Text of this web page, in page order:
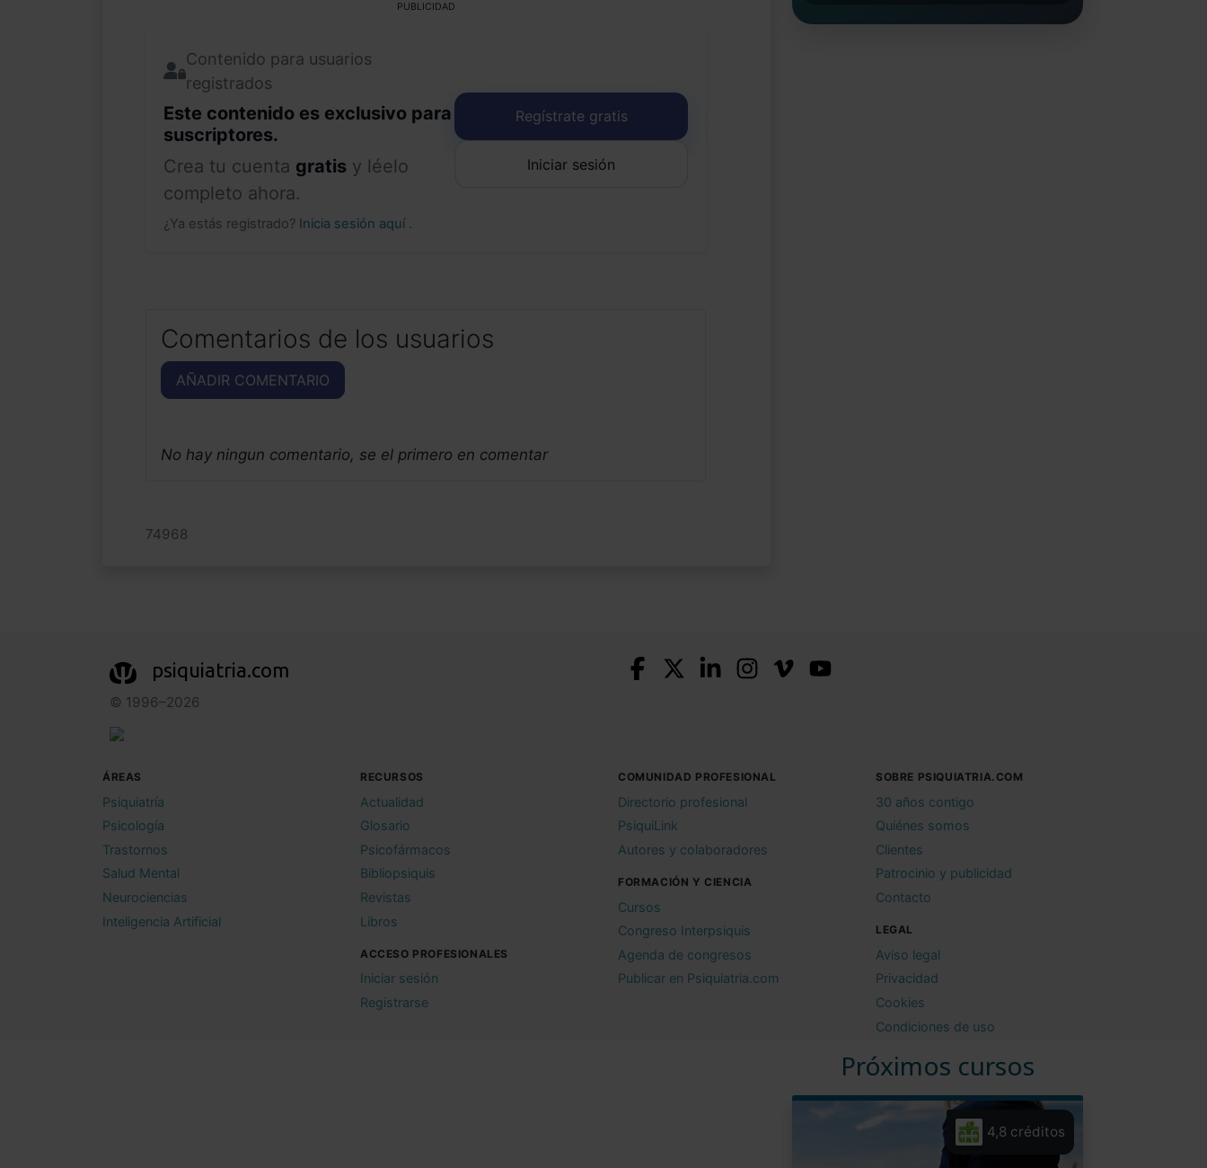
PUBLICIDAD
Contenido para usuarios
registrados
Este contenido es exclusivo para
suscriptores.
Crea tu cuenta gratis y léelo
completo ahora.
¿Ya estás registrado? Inicia sesión aquí .
Regístrate gratis
Iniciar sesión
Comentarios de los usuarios
AÑADIR COMENTARIO
No hay ningun comentario, se el primero en comentar
74968
Próximos cursos
4,8 créditos
psiquiatria.com
© 1996–2026
ÁREAS
Psiquiatría
Psicología
Trastornos
Salud Mental
Neurociencias
Inteligencia Artificial
RECURSOS
Actualidad
Glosario
Psicofármacos
Bibliopsiquis
Revistas
Libros
ACCESO PROFESIONALES
Iniciar sesión
Registrarse
COMUNIDAD PROFESIONAL
Directorio profesional
PsiquiLink
Autores y colaboradores
FORMACIÓN Y CIENCIA
Cursos
Congreso Interpsiquis
Agenda de congresos
Publicar en Psiquiatria.com
SOBRE PSIQUIATRIA.COM
30 años contigo
Quiénes somos
Clientes
Patrocinio y publicidad
Contacto
LEGAL
Aviso legal
Privacidad
Cookies
Condiciones de uso